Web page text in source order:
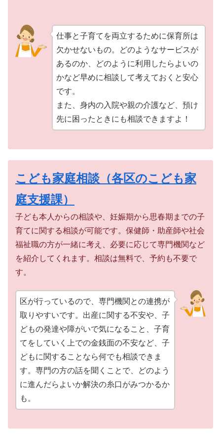
仕事と子育てを両立するために保育所は
欠かせないもの。どのようなサービスが
あるのか、どのように利用したらよいの
かなど早めに相談して考えておくと安心
です。
また、身内の入院や親の介護など、預け
先に困ったときにも相談できますよ！
こども家庭相談（各区のこども家
庭支援課）
子ども本人からの相談や、妊娠期から思春期までの子
育てに関する相談が可能です。保健師・助産師や社会
福祉職の方が一緒に考え、必要に応じて専門機関など
を紹介してくれます。相談は無料で、予約も不要で
す。
区が行っているので、専門機関との連携が
取りやすいです。出産に関する不安や、子
どもの発達や障がいで気になること、子育
てをしていく上での金銭面の不安など、子
どもに関することなら何でも相談できま
す。専門の方の話を聞くことで、どのよう
に進んだらよいか解決の糸口がみつかるか
も。